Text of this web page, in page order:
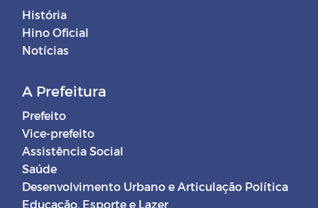
História
Hino Oficial
Notícias
A Prefeitura
Prefeito
Vice-prefeito
Assistência Social
Saúde
Desenvolvimento Urbano e Articulação Política
Educação, Esporte e Lazer